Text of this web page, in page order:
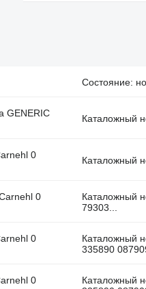
Состояние:
GENERIC
Каталожный
0
Каталожный
0
Каталожный
79303...
0
Каталожный
335890
0
Каталожный